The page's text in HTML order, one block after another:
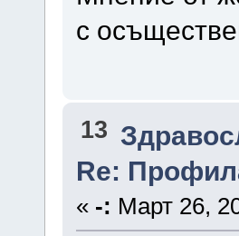
с
13
Re:
« -: Март 26,